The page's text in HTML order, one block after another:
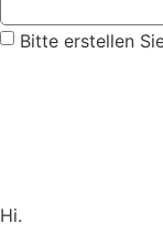
Bitte erstellen
Hi.